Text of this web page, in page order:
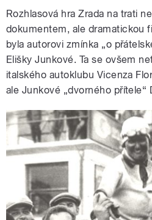
Rozhlasová hra Zrada na trati
dokumentem, ale dramatickou
byla autorovi zmínka „o
Elišky Junkové. Ta se ovšem
italského autoklubu Vicenza
ale Junkové „dvorného přítele“